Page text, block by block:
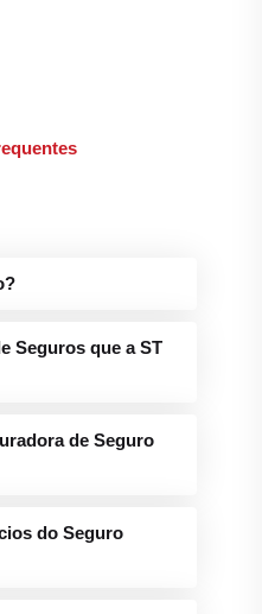
Seguros que a ST
de Seguro
do Seguro